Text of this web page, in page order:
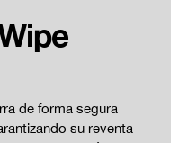
de forma segura
su reventa